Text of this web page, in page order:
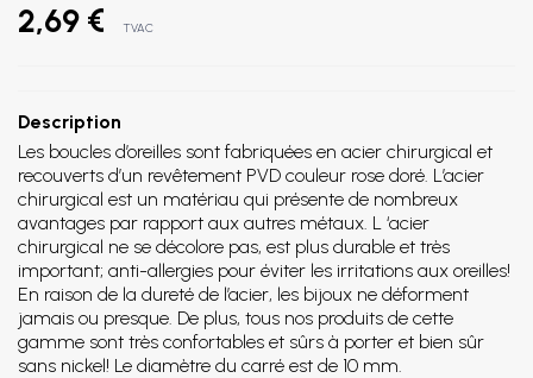
2,69 € TVAC
Description
Les boucles d’oreilles sont fabriquées en acier chirurgical et
recouverts d’un revêtement PVD couleur rose doré. L’acier
chirurgical est un matériau qui présente de nombreux
avantages par rapport aux autres métaux. L ‘acier
chirurgical ne se décolore pas, est plus durable et très
important; anti-allergies pour éviter les irritations aux oreilles!
En raison de la dureté de l’acier, les bijoux ne déforment
jamais ou presque. De plus, tous nos produits de cette
gamme sont très confortables et sûrs à porter et bien sûr
sans nickel! Le diamètre du carré est de 10 mm.